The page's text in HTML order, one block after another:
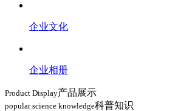
企业文化
企业相册
Product Display产品展示
popular science knowledge科普知识